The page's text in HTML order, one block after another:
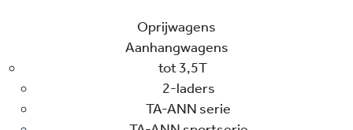
Oprijwagens
Aanhangwagens
tot 3,5T
2-laders
TA-ANN serie